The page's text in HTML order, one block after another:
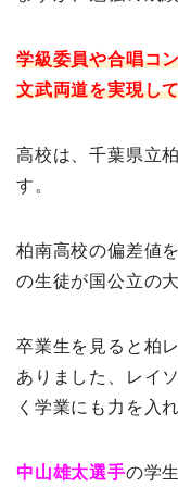
学級委員や合唱コ
文武両道を実現し
高校は、千葉県立
す。
柏南高校の偏差値
の生徒が国公立の
卒業生を見ると柏
ありました、レイ
く学業にも力を入
中山雄太選手の学